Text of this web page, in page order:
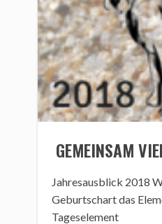
GEMEINSAM
Jahresausblick 2018
Geburtschart das
Tageselement